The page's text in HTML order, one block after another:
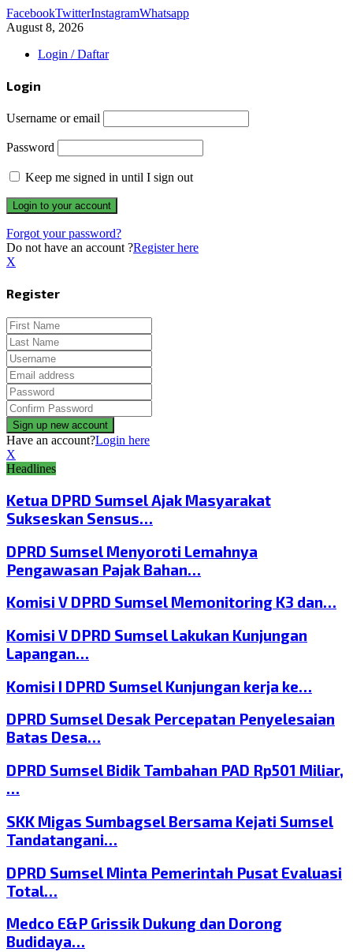
FacebookTwitterInstagramWhatsapp
August 8, 2026
Login / Daftar
Login
Username or email
Password
Keep me signed in until I sign out
Forgot your password?
Do not have an account ?Register here
X
Register
Have an account?Login here
X
Headlines
Ketua DPRD Sumsel Ajak Masyarakat
Sukseskan Sensus…
DPRD Sumsel Menyoroti Lemahnya
Pengawasan Pajak Bahan…
Komisi V DPRD Sumsel Memonitoring K3 dan…
Komisi V DPRD Sumsel Lakukan Kunjungan
Lapangan…
Komisi I DPRD Sumsel Kunjungan kerja ke…
DPRD Sumsel Desak Percepatan Penyelesaian
Batas Desa…
DPRD Sumsel Bidik Tambahan PAD Rp501 Miliar,
…
SKK Migas Sumbagsel Bersama Kejati Sumsel
Tandatangani…
DPRD Sumsel Minta Pemerintah Pusat Evaluasi
Total…
Medco E&P Grissik Dukung dan Dorong
Budidaya…